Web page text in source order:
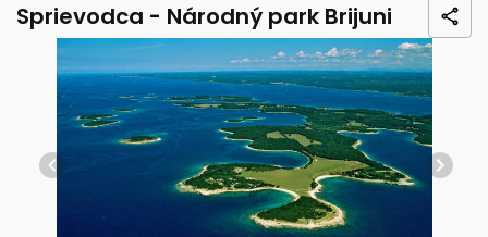
Sprievodca - Národný park Brijuni
Previous Next